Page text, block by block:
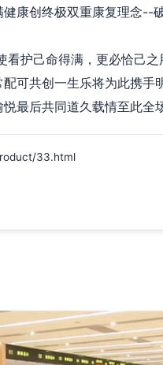
康创终极双重康复理念--
护己命得满，更必恰己
可共创一生乐将为此携
最后共同道久载情至此
33.html